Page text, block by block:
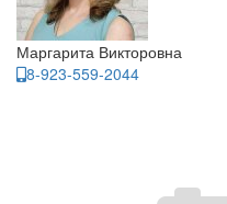
Маргарита Викторовна
8-923-559-2044